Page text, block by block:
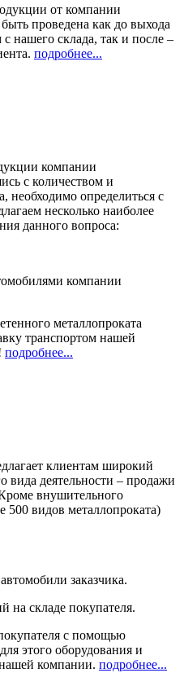
от компании
проведена как до выхода
нашего склада, так и после –
подробнее...
компании
с количеством и
необходимо определиться с
несколько наиболее
данного вопроса:
компании
металлопроката
транспортом нашей
подробнее...
клиентам широкий
вида деятельности – продажи
внушительного
500 видов металлопроката)
заказчика.
на складе покупателя.
с помощью
этого оборудования и
компании. подробнее...